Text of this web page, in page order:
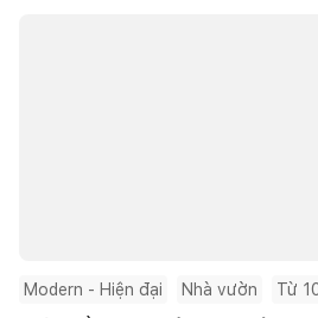
Modern - Hiện đại Nhà vườn Từ